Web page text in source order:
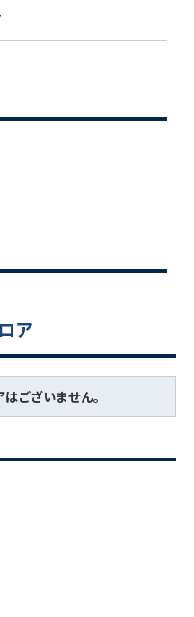
ア
ございません。